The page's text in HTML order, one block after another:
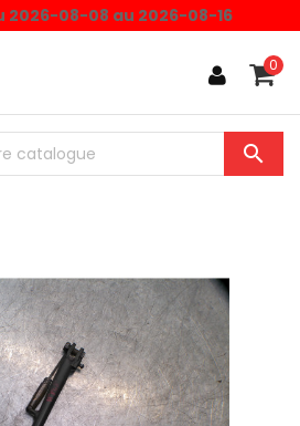
2026-08-08 au 2026-08-16
0
